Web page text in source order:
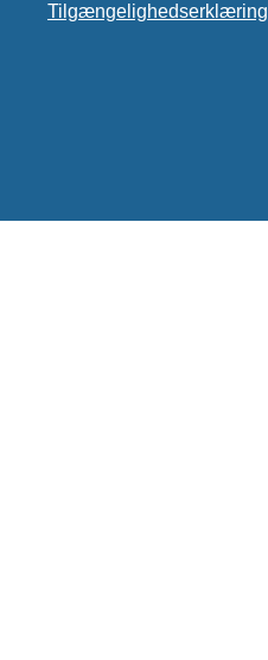
Tilgængelighedserklæring